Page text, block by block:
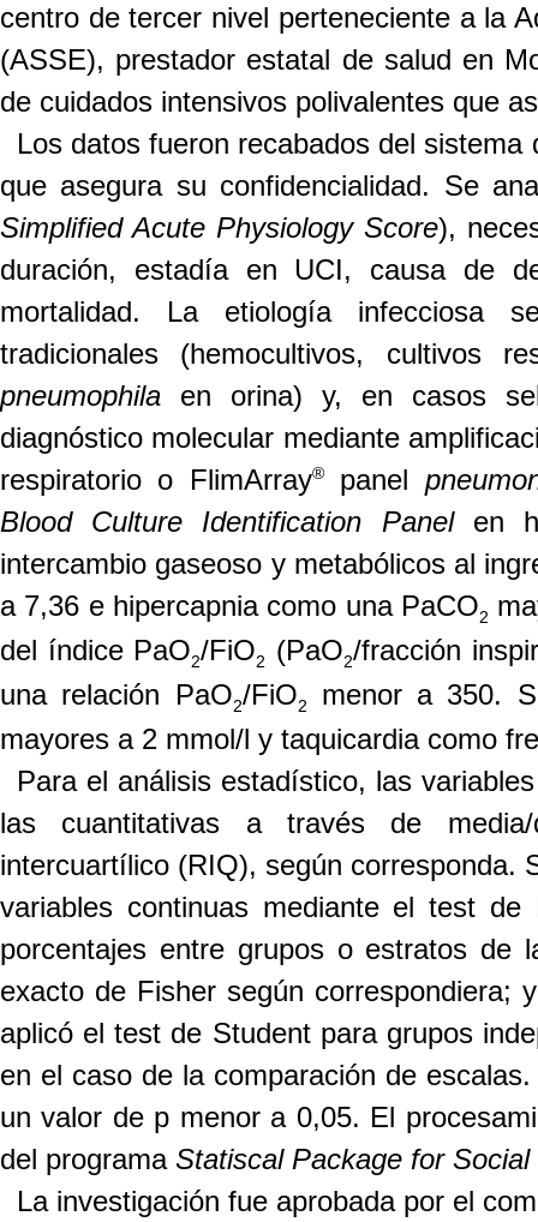
centro de tercer nivel perteneciente a la
(ASSE), prestador estatal de salud en
de cuidados intensivos polivalentes que
Los datos fueron recabados del
que asegura su confidencialidad. Se
Simplified Acute Physiology Score),
duración, estadía en UCI, causa de
mortalidad. La etiología infecciosa
tradicionales (hemocultivos, cultivos
pneumophila en orina) y, en casos
diagnóstico molecular mediante
respiratorio o FlimArray®panel
Blood Culture Identification Panel en
intercambio gaseoso y metabólicos al
a 7,36 e hipercapnia como una PaCO2
del índice PaO2/FiO2 (PaO2/fracción
una relación PaO2/FiO2
menor a 350.
mayores a 2 mmol/l y taquicardia como
Para el análisis estadístico, las
las cuantitativas a través de
intercuartílico (RIQ), según corresponda.
variables continuas mediante el test
porcentajes entre grupos o estratos
exacto de Fisher según correspondiera;
aplicó el test de Student para grupos
en el caso de la comparación de
un valor de p menor a 0,05. El
del programa Statiscal Package for Social
La investigación fue aprobada por el